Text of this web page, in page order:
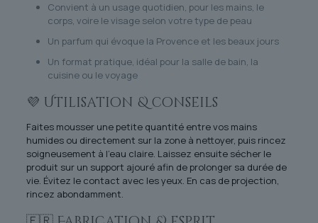
Convient à un usage quotidien, pour les mains, le
corps, voire le visage selon votre type de peau
Un parfum qui évoque la Provence et les beaux jours
Un format pratique, idéal pour la salle de bain, la
cuisine ou le voyage
💜 Utilisation & conseils
Faites mousser une petite quantité entre vos mains
humides ou directement sur la zone à nettoyer, puis rincez
soigneusement à l’eau claire. Laissez ensuite sécher le
produit sur un support ajouré afin de prolonger sa durée de
vie. Évitez le contact avec les yeux. En cas de projection,
rincez abondamment.